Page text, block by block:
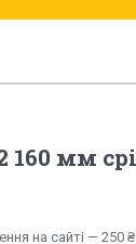
160 мм
на сайті — 250 ₴